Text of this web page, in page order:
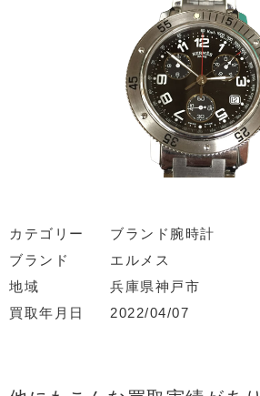
カテゴリー
ブランド腕時計
ブランド
エルメス
地域
兵庫県神戸市
買取年月日
2022/04/07